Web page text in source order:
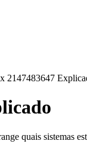
2147483647
quais sistemas